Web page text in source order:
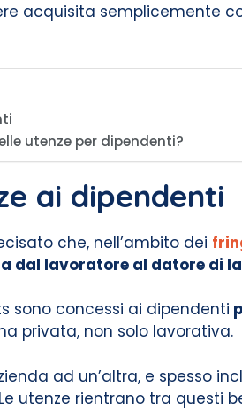
acquisita
utenze per dipendenti?
ai dipendenti
che, nell’ambito dei
dal lavoratore al datore di
sono concessi ai dipendenti
privata, non solo lavorativa.
ad un’altra, e spesso
utenze rientrano tra questi